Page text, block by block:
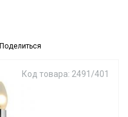
Поделиться
Код товара: 2491/401